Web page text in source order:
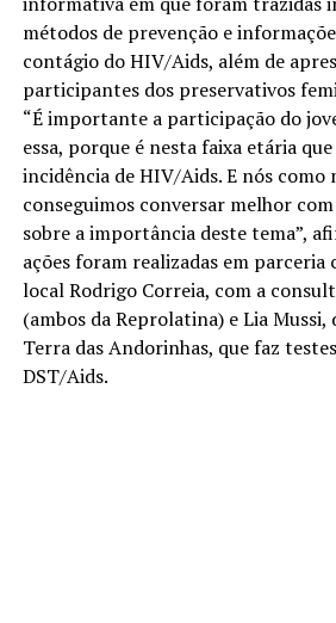
métodos de prevenção e
contágio do HIV/Aids, além de
participantes dos preservativos
“É importante a participação do
essa, porque é nesta faixa etária
incidência de HIV/Aids. E nós
conseguimos conversar melhor
sobre a importância deste tema”,
ações foram realizadas em parceria
local Rodrigo Correia, com a
(ambos da Reprolatina) e Lia Mussi,
Terra das Andorinhas, que faz
DST/Aids.